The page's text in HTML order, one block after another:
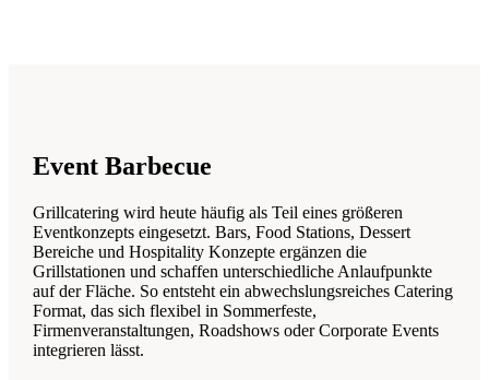
Event Barbecue
Grillcatering wird heute häufig als Teil eines größeren
Eventkonzepts eingesetzt. Bars, Food Stations, Dessert
Bereiche und Hospitality Konzepte ergänzen die
Grillstationen und schaffen unterschiedliche Anlaufpunkte
auf der Fläche. So entsteht ein abwechslungsreiches Catering
Format, das sich flexibel in Sommerfeste,
Firmenveranstaltungen, Roadshows oder Corporate Events
integrieren lässt.